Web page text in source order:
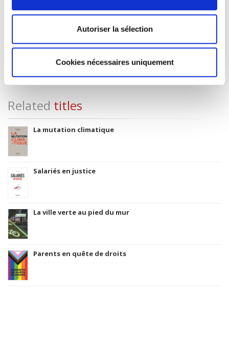
Autoriser la sélection
Cookies nécessaires uniquement
3283 SCIENCES POLITIQUES
Subject Scheme Identifier Code
Thema subject category: Politics and government
Related titles
La mutation climatique
Salariés en justice
La ville verte au pied du mur
Parents en quête de droits